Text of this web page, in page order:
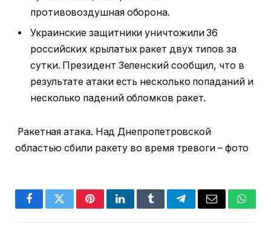
противовоздушная оборона.
Украинские защитники уничтожили 36
российских крылатых ракет двух типов за
сутки. Президент Зеленский сообщил, что в
результате атаки есть несколько попаданий и
несколько падений обломков ракет.
Ракетная атака. Над Днепропетровской
областью сбили ракету во время тревоги – фото
FacebookTwitterPinterestLinkedInTumblrTelegramEmail